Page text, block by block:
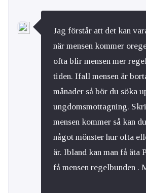
Jag förstår att det kan
när mensen kommer
ofta blir mensen mer
tiden. Ifall mensen är
månader så bör du söka
ungdomsmottagning.
mensen kommer så kan
något mönster hur ofta
är. Ibland kan man få
få mensen regelbunden .